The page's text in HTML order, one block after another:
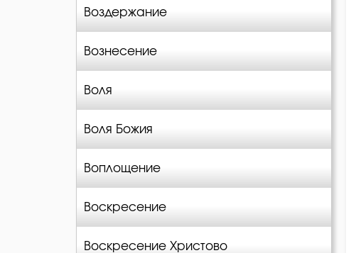
Воздержание
Вознесение
Воля
Воля Божия
Воплощение
Воскресение
Воскресение Христово